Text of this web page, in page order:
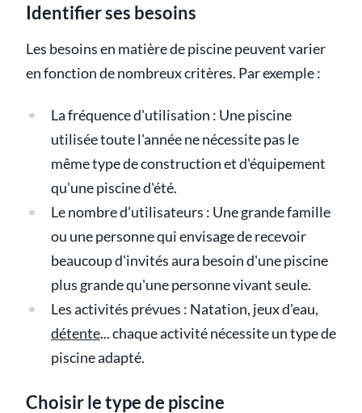
Identifier ses besoins
Les besoins en matière de piscine peuvent varier
en fonction de nombreux critères. Par exemple :
La fréquence d'utilisation : Une piscine
utilisée toute l'année ne nécessite pas le
même type de construction et d'équipement
qu'une piscine d'été.
Le nombre d'utilisateurs : Une grande famille
ou une personne qui envisage de recevoir
beaucoup d'invités aura besoin d'une piscine
plus grande qu'une personne vivant seule.
Les activités prévues : Natation, jeux d'eau,
détente... chaque activité nécessite un type de
piscine adapté.
Choisir le type de piscine